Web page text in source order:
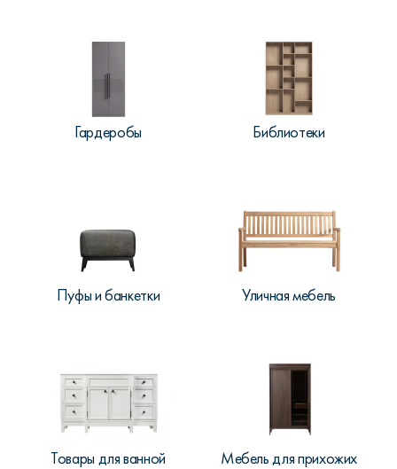
Гардеробы Библиотеки
Пуфы и банкетки Уличная мебель
Товары для ванной Мебель для прихожих